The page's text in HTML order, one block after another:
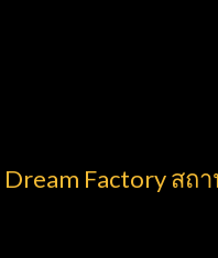
Dream Factory ส